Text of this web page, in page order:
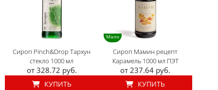
Сироп Pinch&Drop Тархун
стекло 1000 мл
от 328.72 руб.
КУПИТЬ
Мало
Сироп Мамин рецепт
Карамель 1000 мл ПЭТ
от 237.64 руб.
КУПИТЬ